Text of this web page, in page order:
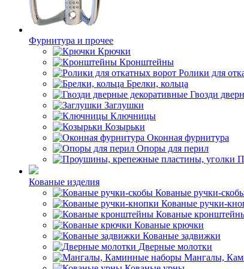
Фурнитура и прочее
Крючки
Кронштейны
Ролики для
Брелки, кольца
Гвозди
Заглушки
Ключницы
Козырьки
Оконная фурнитура
Опоры для перил
Кованые изделия
Кованые ручки-
Кованые ручки-
Кованые
Кованые крючки
Кованые задвижки
Дверные молотки
Мангалы,